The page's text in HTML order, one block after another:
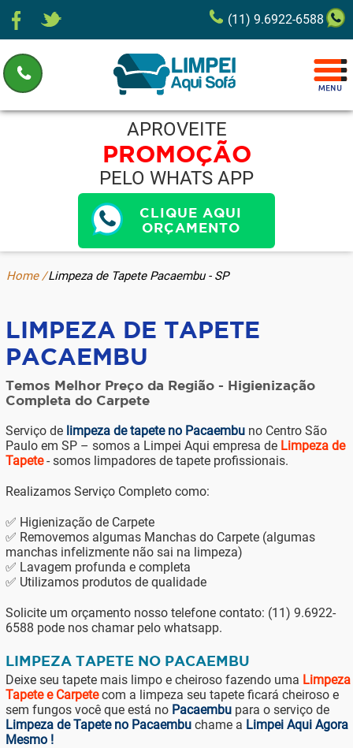
(11) 9.6922-6588
APROVEITE
PROMOÇÃO
PELO WHATS APP
CLIQUE AQUI
ORÇAMENTO
Home /Limpeza de Tapete Pacaembu - SP
LIMPEZA DE TAPETE
PACAEMBU
Temos Melhor Preço da Região - Higienização
Completa do Carpete
Serviço de limpeza de tapete no Pacaembuno Centro São
Paulo em SP – somos a Limpei Aqui empresa de Limpeza de
Tapete- somos limpadores de tapete profissionais.
Realizamos Serviço Completo como:
✅ Higienização de Carpete
✅ Removemos algumas Manchas do Carpete (algumas
manchas infelizmente não sai na limpeza)
✅ Lavagem profunda e completa
✅ Utilizamos produtos de qualidade
Solicite um orçamento nosso telefone contato: (11) 9.6922-
6588 pode nos chamar pelo whatsapp.
LIMPEZA TAPETE NO PACAEMBU
Deixe seu tapete mais limpo e cheiroso fazendo uma Limpeza
Tapete e Carpetecom a limpeza seu tapete ficará cheiroso e
sem fungos você que está no Pacaembupara o serviço de
Limpeza de Tapete no Pacaembuchame a Limpei Aqui Agora
Mesmo !